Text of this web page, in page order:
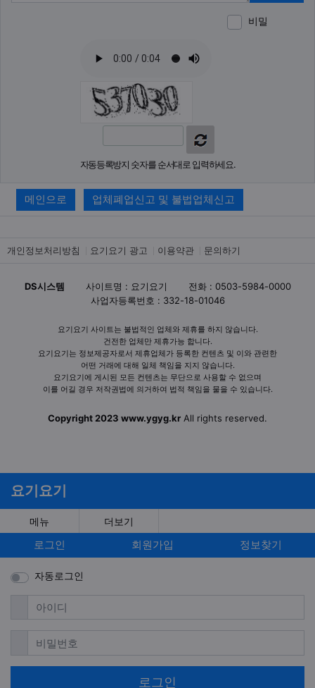
비밀
자동등록방지 숫자를 순서대로 입력하세요.
메인으로 업체폐업신고 및 불법업체신고
개인정보처리방침 요기요기 광고 이용약관 문의하기
DS시스템 사이트명 : 요기요기
전화 : 0503-5984-0000
사업자등록번호 : 332-18-01046
요기요기 사이트는 불법적인 업체와 제휴를 하지 않습니다.
건전한 업체만 제휴가능 합니다.
요기요기는 정보제공자로서 제휴업체가 등록한 컨텐츠 및 이와 관련한
어떤 거래에 대해 일체 책임을 지지 않습니다.
요기요기에 게시된 모든 컨텐츠는 무단으로 사용할 수 없으며
이를 어길 경우 저작권법에 의거하여 법적 책임을 물을 수 있습니다.
Copyright 2023 www.ygyg.kr All rights reserved.
요기요기
메뉴 더보기
로그인 회원가입 정보찾기
자동로그인
아이디필수
비밀번호필수
로그인